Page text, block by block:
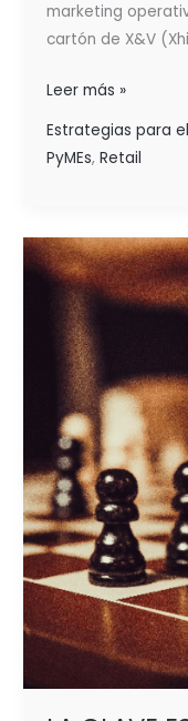
marketing
cartón de X&V
Leer más »
Estrategias para
PyMEs, Retail
LA
CLAVE
ESTÁ
ESTRATEGIA:
por
qué
el
PDV
sigue
siendo
vital
en
la
del